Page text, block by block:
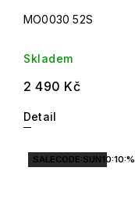
MO0030 52S
Skladem
2 490 Kč
Detail
SALECODE:SUN10:10:%